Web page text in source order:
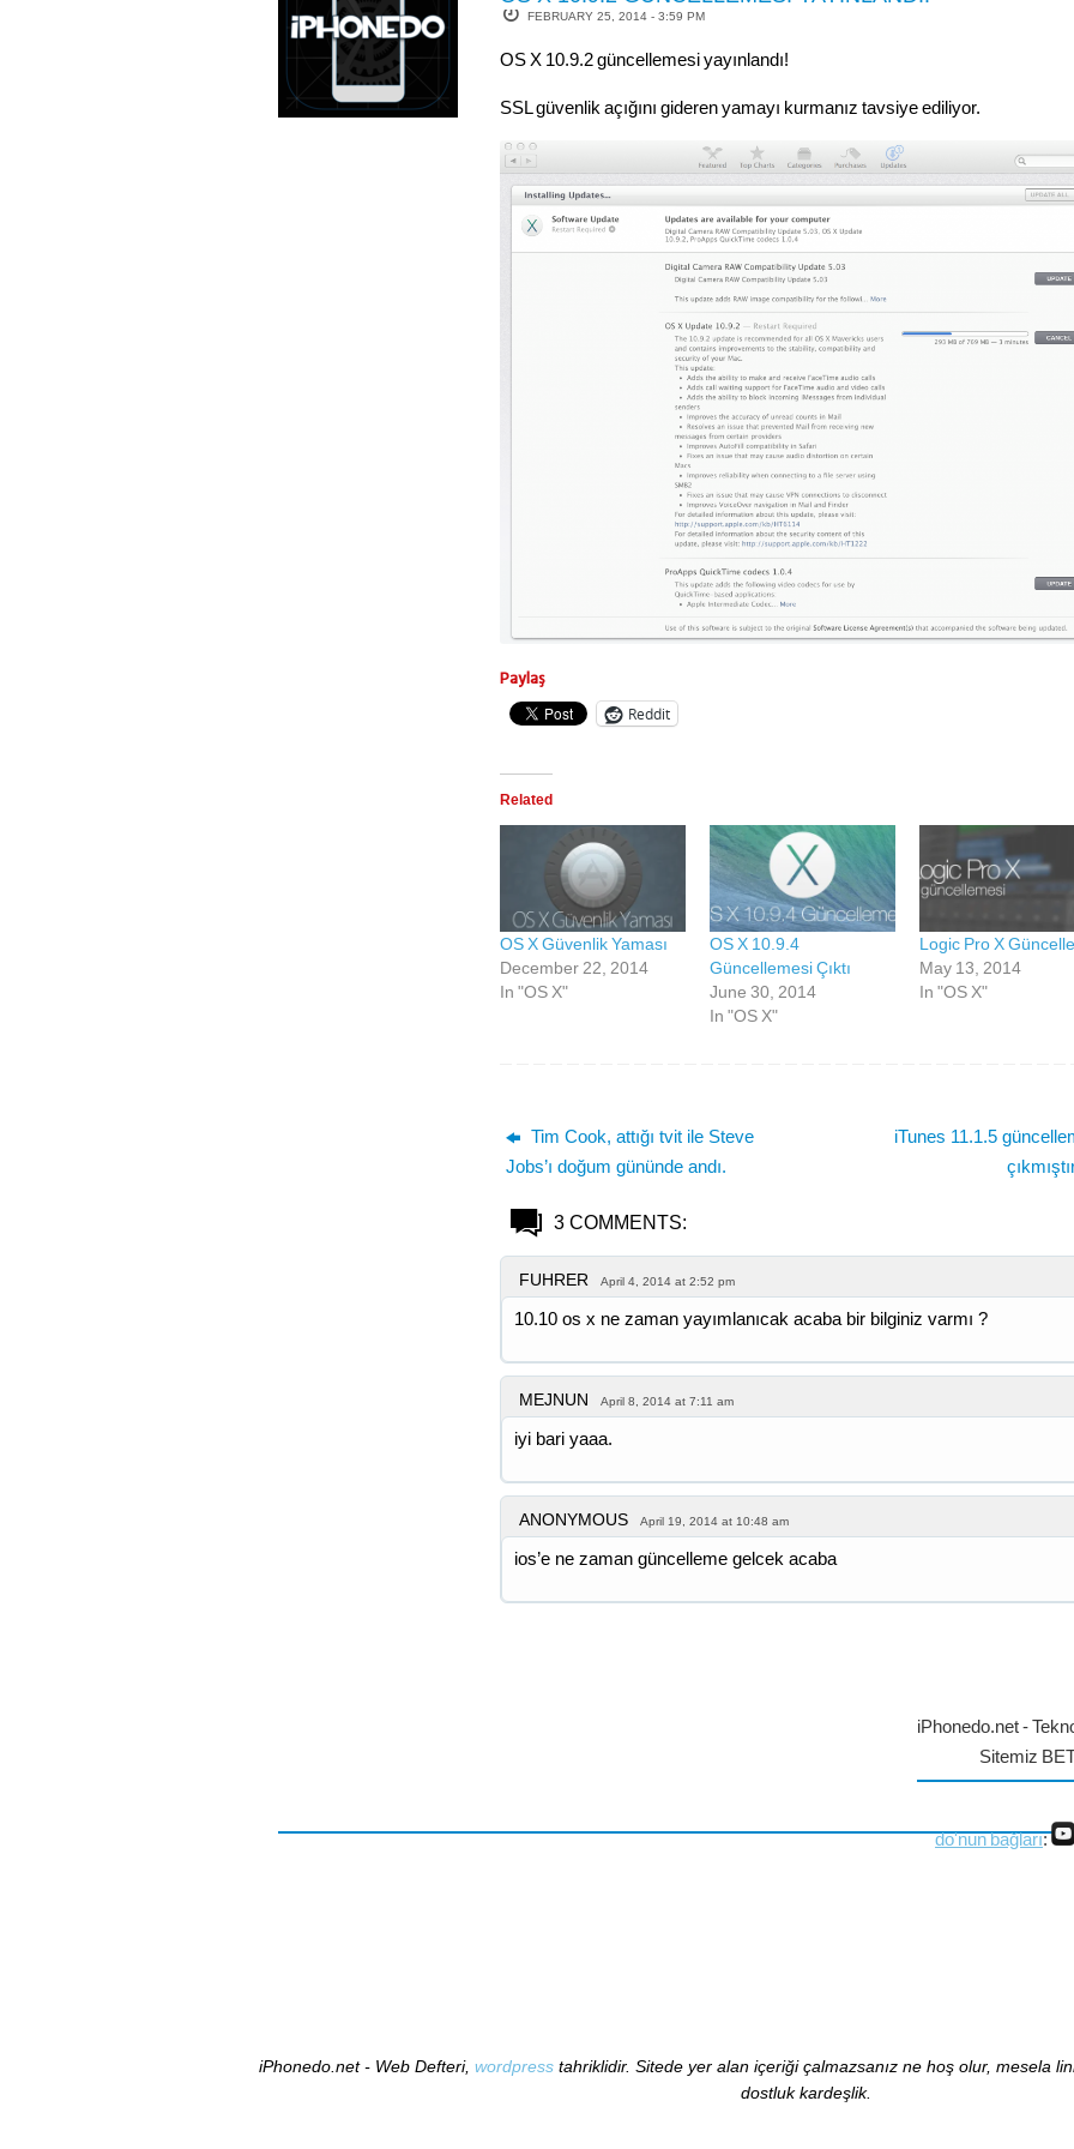
FEBRUARY 25, 2014 - 3:59 PM
OS X 10.9.2 güncellemesi yayınlandı!
SSL güvenlik açığını gideren yamayı kurmanız tavsiye ediliyor.
Paylaş
Reddit
Related
OS X Güvenlik Yaması
December 22, 2014
In "OS X"
OS X 10.9.4
Güncellemesi Çıktı
June 30, 2014
In "OS X"
Logic Pro X
May 13, 2014
In "OS X"
Tim Cook, attığı tvit ile Steve
Jobs’ı doğum gününde andı.
iTunes 11.1.5
3 COMMENTS:
FUHRER April 4, 2014 at 2:52 pm
10.10 os x ne zaman yayımlanıcak acaba bir bilginiz varmı ?
MEJNUN April 8, 2014 at 7:11 am
iyi bari yaaa.
ANONYMOUS April 19, 2014 at 10:48 am
ios’e ne zaman güncelleme gelcek acaba
iPhonedo.net -
Sitemiz
do'nun bağları:
iPhonedo.net - Web Defteri, wordpresstahriklidir. Sitede yer alan içeriği çalmazsanız ne hoş olur, mesela
dostluk kardeşlik.